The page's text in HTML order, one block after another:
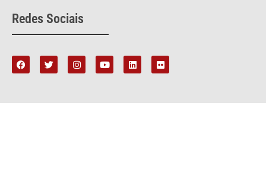
Redes Sociais